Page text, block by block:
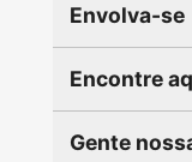
Envolva-se
Encontre
Gente